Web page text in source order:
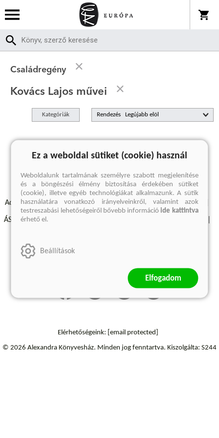
Családregény
Kovács Lajos művei
Kategóriák Rendezés
A keresett kifejezésre nincs találat
Adatvédelmi szabályzatok Elállási felmondási nyilatkozat
ÁSZF - Vásárlási feltételek
Szállítási információk
Elérhetőségeink: [email protected]
© 2026 Alexandra Könyvesház. Minden jog fenntartva. Kiszolgálta: S244
Ez a weboldal sütiket (cookie) használ
Weboldalunk tartalmának személyre szabott megjelenítése
és a böngészési élmény biztosítása érdekében sütiket
(cookie), illetve egyéb technológiákat alkalmazunk. A sütik
használatára vonatkozó irányelveinkről, valamint azok
testreszabási lehetőségeiről bővebb információide kattintva
érhető el.
Beállítások
Elfogadom